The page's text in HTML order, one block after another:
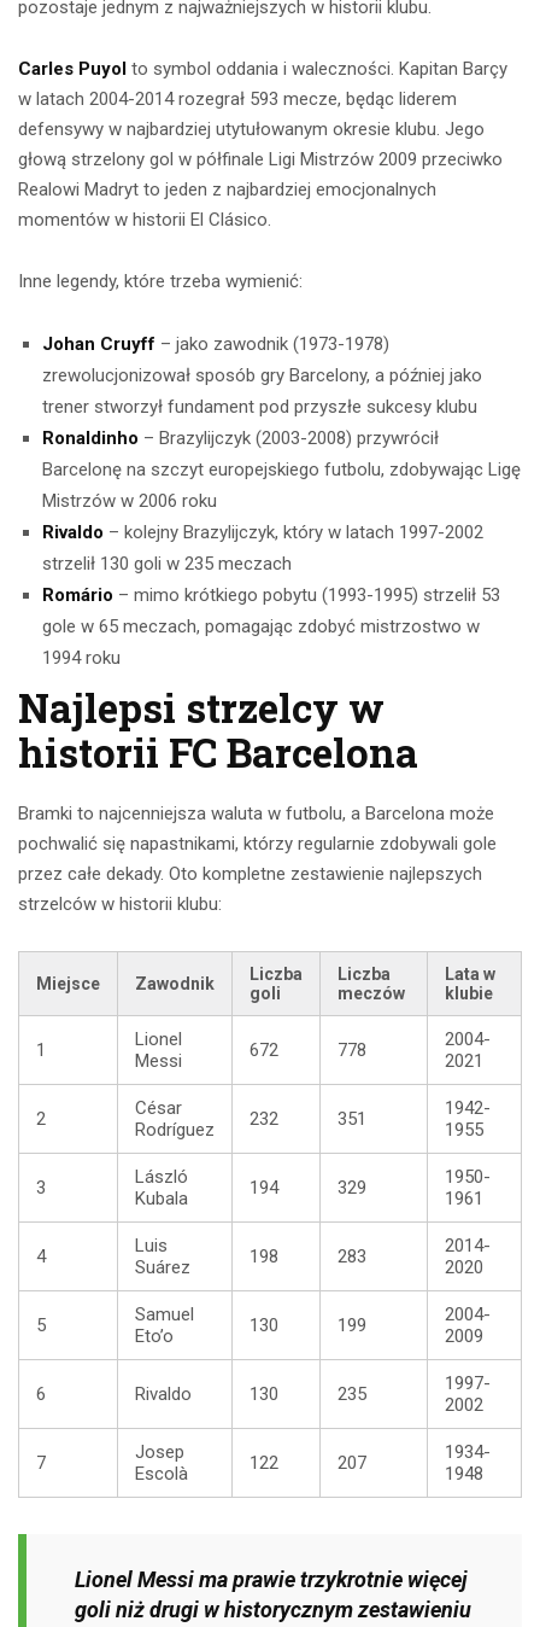
pozostaje jednym z najważniejszych w historii klubu.
Carles Puyol to symbol oddania i waleczności. Kapitan Barçy
w latach 2004-2014 rozegrał 593 mecze, będąc liderem
defensywy w najbardziej utytułowanym okresie klubu. Jego
głową strzelony gol w półfinale Ligi Mistrzów 2009 przeciwko
Realowi Madryt to jeden z najbardziej emocjonalnych
momentów w historii El Clásico.
Inne legendy, które trzeba wymienić:
Johan Cruyff – jako zawodnik (1973-1978)
zrewolucjonizował sposób gry Barcelony, a później jako
trener stworzył fundament pod przyszłe sukcesy klubu
Ronaldinho – Brazylijczyk (2003-2008) przywrócił
Barcelonę na szczyt europejskiego futbolu, zdobywając Ligę
Mistrzów w 2006 roku
Rivaldo – kolejny Brazylijczyk, który w latach 1997-2002
strzelił 130 goli w 235 meczach
Romário – mimo krótkiego pobytu (1993-1995) strzelił 53
gole w 65 meczach, pomagając zdobyć mistrzostwo w
1994 roku
Najlepsi strzelcy w
historii FC Barcelona
Bramki to najcenniejsza waluta w futbolu, a Barcelona może
pochwalić się napastnikami, którzy regularnie zdobywali gole
przez całe dekady. Oto kompletne zestawienie najlepszych
strzelców w historii klubu:
Miejsce Zawodnik
Liczba
goli
Liczba
meczów
Lata w
klubie
1
Lionel
Messi
672 778
2004-
2021
2
César
Rodríguez
232 351
1942-
1955
3
László
Kubala
194 329
1950-
1961
4
Luis
Suárez
198 283
2014-
2020
5
Samuel
Eto’o
130 199
2004-
2009
6 Rivaldo 130 235
1997-
2002
7
Josep
Escolà
122 207
1934-
1948
Lionel Messi ma prawie trzykrotnie więcej
goli niż drugi w historycznym zestawieniu